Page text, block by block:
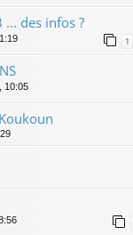
... des infos ?
1
10:05